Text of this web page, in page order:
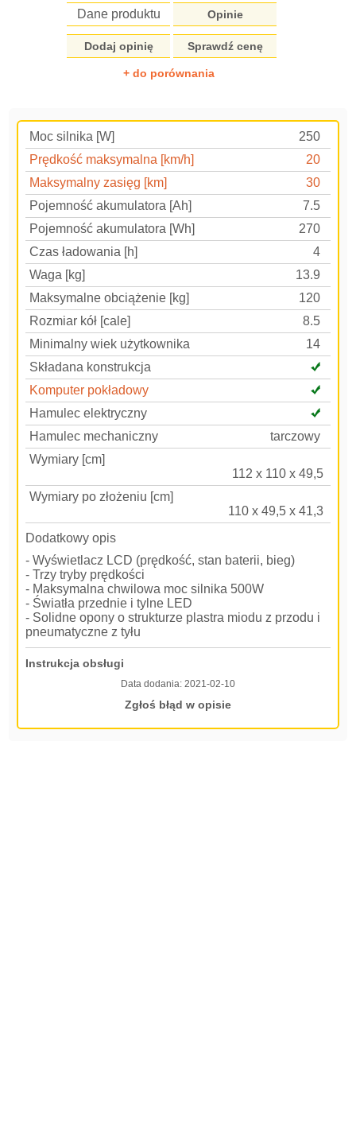
Dane produktu Opinie
Dodaj opinię Sprawdź cenę
+ do porównania
Moc silnika [W]
250
Prędkość maksymalna [km/h]
20
Maksymalny zasięg [km]
30
Pojemność akumulatora [Ah]
7.5
Pojemność akumulatora [Wh]
270
Czas ładowania [h]
4
Waga [kg]
13.9
Maksymalne obciążenie [kg]
120
Rozmiar kół [cale]
8.5
Minimalny wiek użytkownika
14
Składana konstrukcja
Komputer pokładowy
Hamulec elektryczny
Hamulec mechaniczny
tarczowy
Wymiary [cm]
112 x 110 x 49,5
Wymiary po złożeniu [cm]
110 x 49,5 x 41,3
Dodatkowy opis
- Wyświetlacz LCD (prędkość, stan baterii, bieg)
- Trzy tryby prędkości
- Maksymalna chwilowa moc silnika 500W
- Światła przednie i tylne LED
- Solidne opony o strukturze plastra miodu z przodu i
pneumatyczne z tyłu
Instrukcja obsługi
Data dodania: 2021-02-10
Zgłoś błąd w opisie